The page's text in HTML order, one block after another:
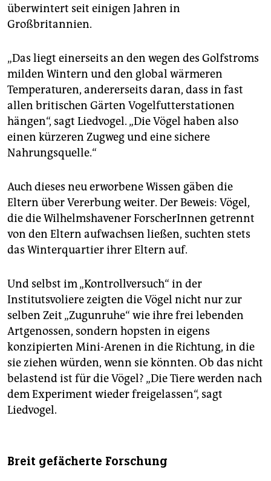
überwintert seit einigen Jahren in
Großbritannien.
„Das liegt einerseits an den wegen des Golfstroms
milden Wintern und den global wärmeren
Temperaturen, andererseits daran, dass in fast
allen britischen Gärten Vogelfutterstationen
hängen“, sagt Liedvogel. „Die Vögel haben also
einen kürzeren Zugweg und eine sichere
Nahrungsquelle.“
Auch dieses neu erworbene Wissen gäben die
Eltern über Vererbung weiter. Der Beweis: Vögel,
die die Wilhelmshavener ForscherInnen getrennt
von den Eltern aufwachsen ließen, suchten stets
das Winterquartier ihrer Eltern auf.
Und selbst im „Kontrollversuch“ in der
Institutsvoliere zeigten die Vögel nicht nur zur
selben Zeit „Zugunruhe“ wie ihre frei lebenden
Artgenossen, sondern hopsten in eigens
konzipierten Mini-Arenen in die Richtung, in die
sie ziehen würden, wenn sie könnten. Ob das nicht
belastend ist für die Vögel? „Die Tiere werden nach
dem Experiment wieder freigelassen“, sagt
Liedvogel.
Breit gefächerte Forschung